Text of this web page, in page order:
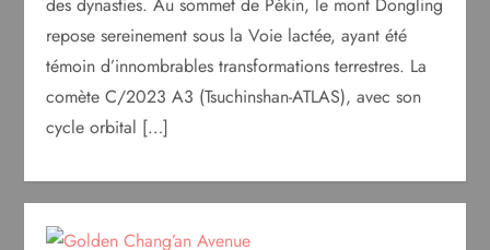
repose sereinement sous la Voie lactée, ayant été
témoin d’innombrables transformations terrestres. La
comète C/2023 A3 (Tsuchinshan-ATLAS), avec son
cycle orbital […]